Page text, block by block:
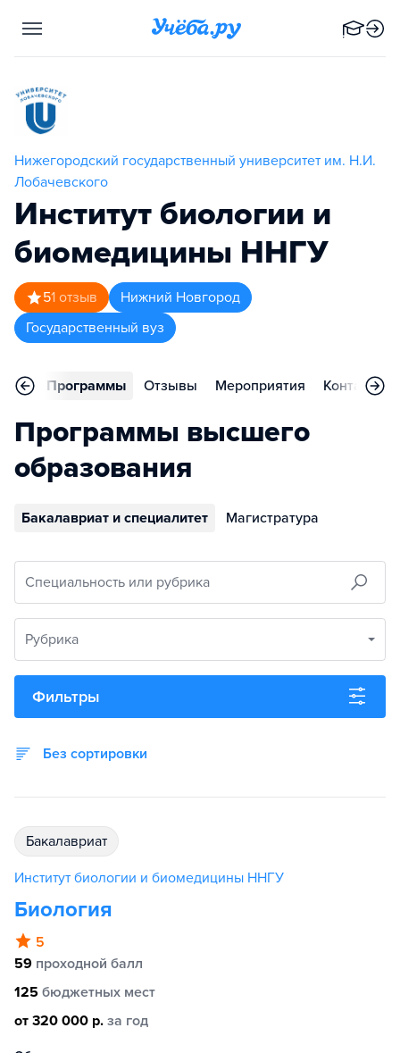
Нижегородский государственный университет им. Н.И.
Лобачевского
Институт биологии и
биомедицины ННГУ
51 отзыв
Нижний Новгород
Государственный вуз
Программы Отзывы Мероприятия Контакты
Программы высшего
образования
Бакалавриат и специалитет Магистратура
Специальность или рубрика
Рубрика
Фильтры
Без сортировки
бакалавриат
Институт биологии и биомедицины ННГУ
Биология
5
59 проходной балл
125 бюджетных мест
от 320 000 р. за год